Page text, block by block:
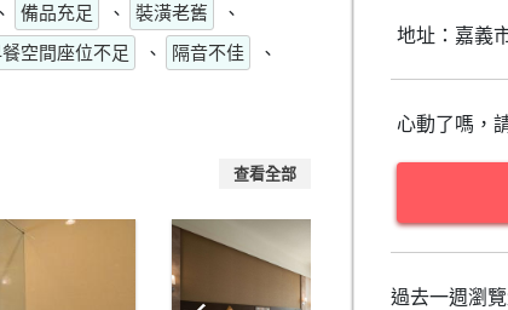
、 備品充足 、 裝潢老舊
、
空間座位不足 、 隔音不佳
、
查看全部
地址：嘉義
心動了嗎，
過去一週瀏